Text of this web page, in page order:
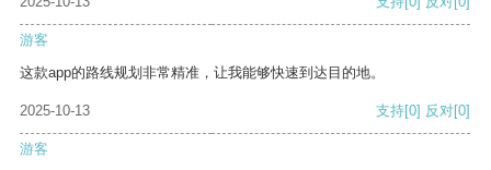
游客
这款app的路线规划非常精准，让我能够快速到达目的地。
2025-10-13 支持[0] 反对[0]
游客